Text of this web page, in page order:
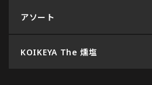
アソート
KOIKEYA The 燻塩